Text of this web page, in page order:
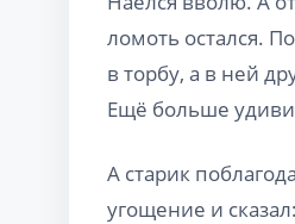
ломоть остался.
в торбу, а в ней
Ещё больше
А старик
угощение и сказал: